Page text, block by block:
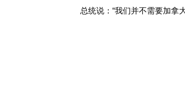
总统说：“我们并不需要加拿